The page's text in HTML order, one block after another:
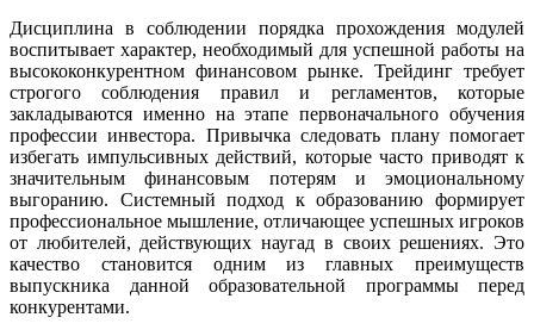
Дисциплина в соблюдении порядка прохождения модулей
воспитывает характер, необходимый для успешной работы на
высококонкурентном финансовом рынке. Трейдинг требует
строгого соблюдения правил и регламентов, которые
закладываются именно на этапе первоначального обучения
профессии инвестора. Привычка следовать плану помогает
избегать импульсивных действий, которые часто приводят к
значительным финансовым потерям и эмоциональному
выгоранию. Системный подход к образованию формирует
профессиональное мышление, отличающее успешных игроков
от любителей, действующих наугад в своих решениях. Это
качество становится одним из главных преимуществ
выпускника данной образовательной программы перед
конкурентами.